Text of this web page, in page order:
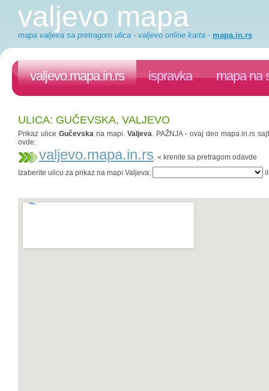
valjevo mapa
mapa valjeva sa pretragom ulica - valjevo online karta - mapa.in.rs
valjevo.mapa.in.rs ispravka mapa na
ULICA: GUČEVSKA, VALJEVO
Prikaz uliceGučevska na mapi.Valjeva. PAŽNJA - ovaj deo mapa.in.rs
ovde:
valjevo.mapa.in.rs. « krenite sa pretragom odavde
Izaberite ulicu za prikaz na mapi Valjeva: